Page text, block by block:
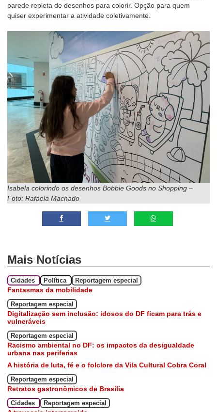
parede repleta de desenhos para colorir. Opção para quem
quiser experimentar a atividade coletivamente.
Isabela colorindo os desenhos Bobbie Goods no Shopping –
Foto: Rafaela Machado
Mais Notícias
Cidades Política Reportagem especial
Fantasmas da mobilidade
Reportagem especial
Digitalização sem inclusão: idosos do DF ficam para trás e
vulneráveis
Reportagem especial
Racismo ambiental no DF: os impactos da desigualdade
urbana nas periferias
A história de luta, fé e o folclore da Vila Cultural Cobra Coral
Reportagem especial
Retratos gastronômicos de Brasília
Cidades Reportagem especial